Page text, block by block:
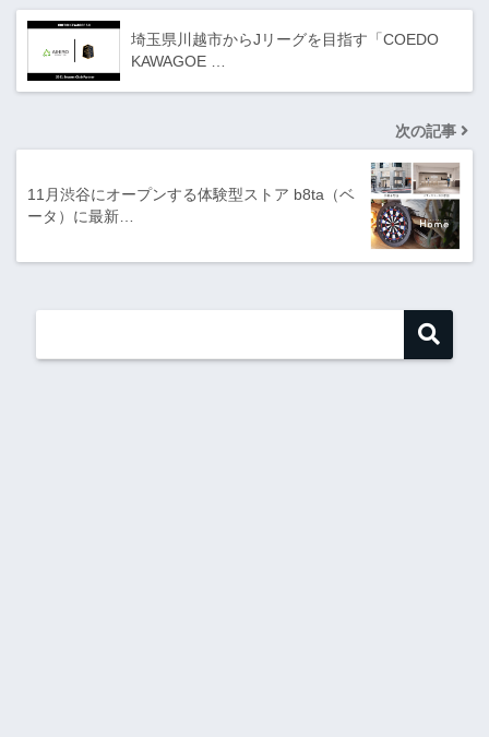
埼玉県川越市からJリーグを目指す「COEDO
KAWAGOE …
次の記事
11月渋谷にオープンする体験型ストア b8ta（ベ
ータ）に最新…